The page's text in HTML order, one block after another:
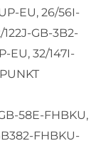
EU, 26/56I-
GB-3B2-
EU, 32/147I-
58E-FHBKU,
FHBKU-